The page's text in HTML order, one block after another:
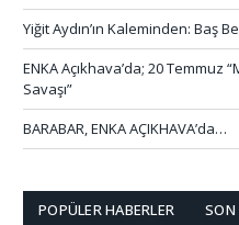
Yiğit Aydın’ın Kaleminden: Baş
ENKA Açıkhava’da; 20 Temmuz
Savaşı”
BARABAR, ENKA AÇIKHAVA’da…
POPÜLER HABERLER SON